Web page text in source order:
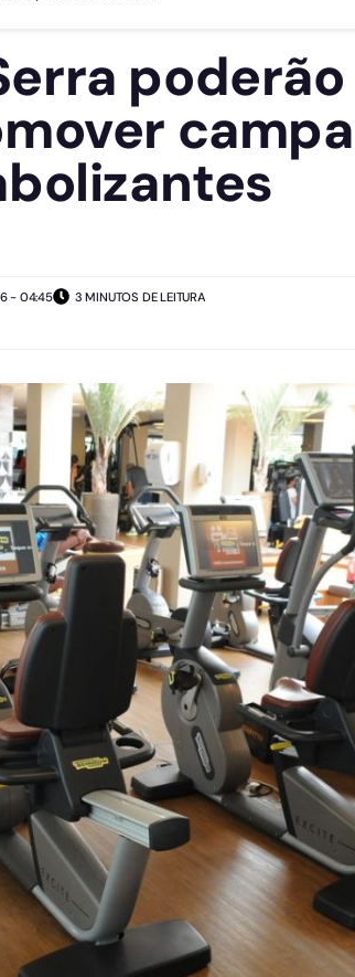
- 04:45 3 MINUTOS DE LEITURA